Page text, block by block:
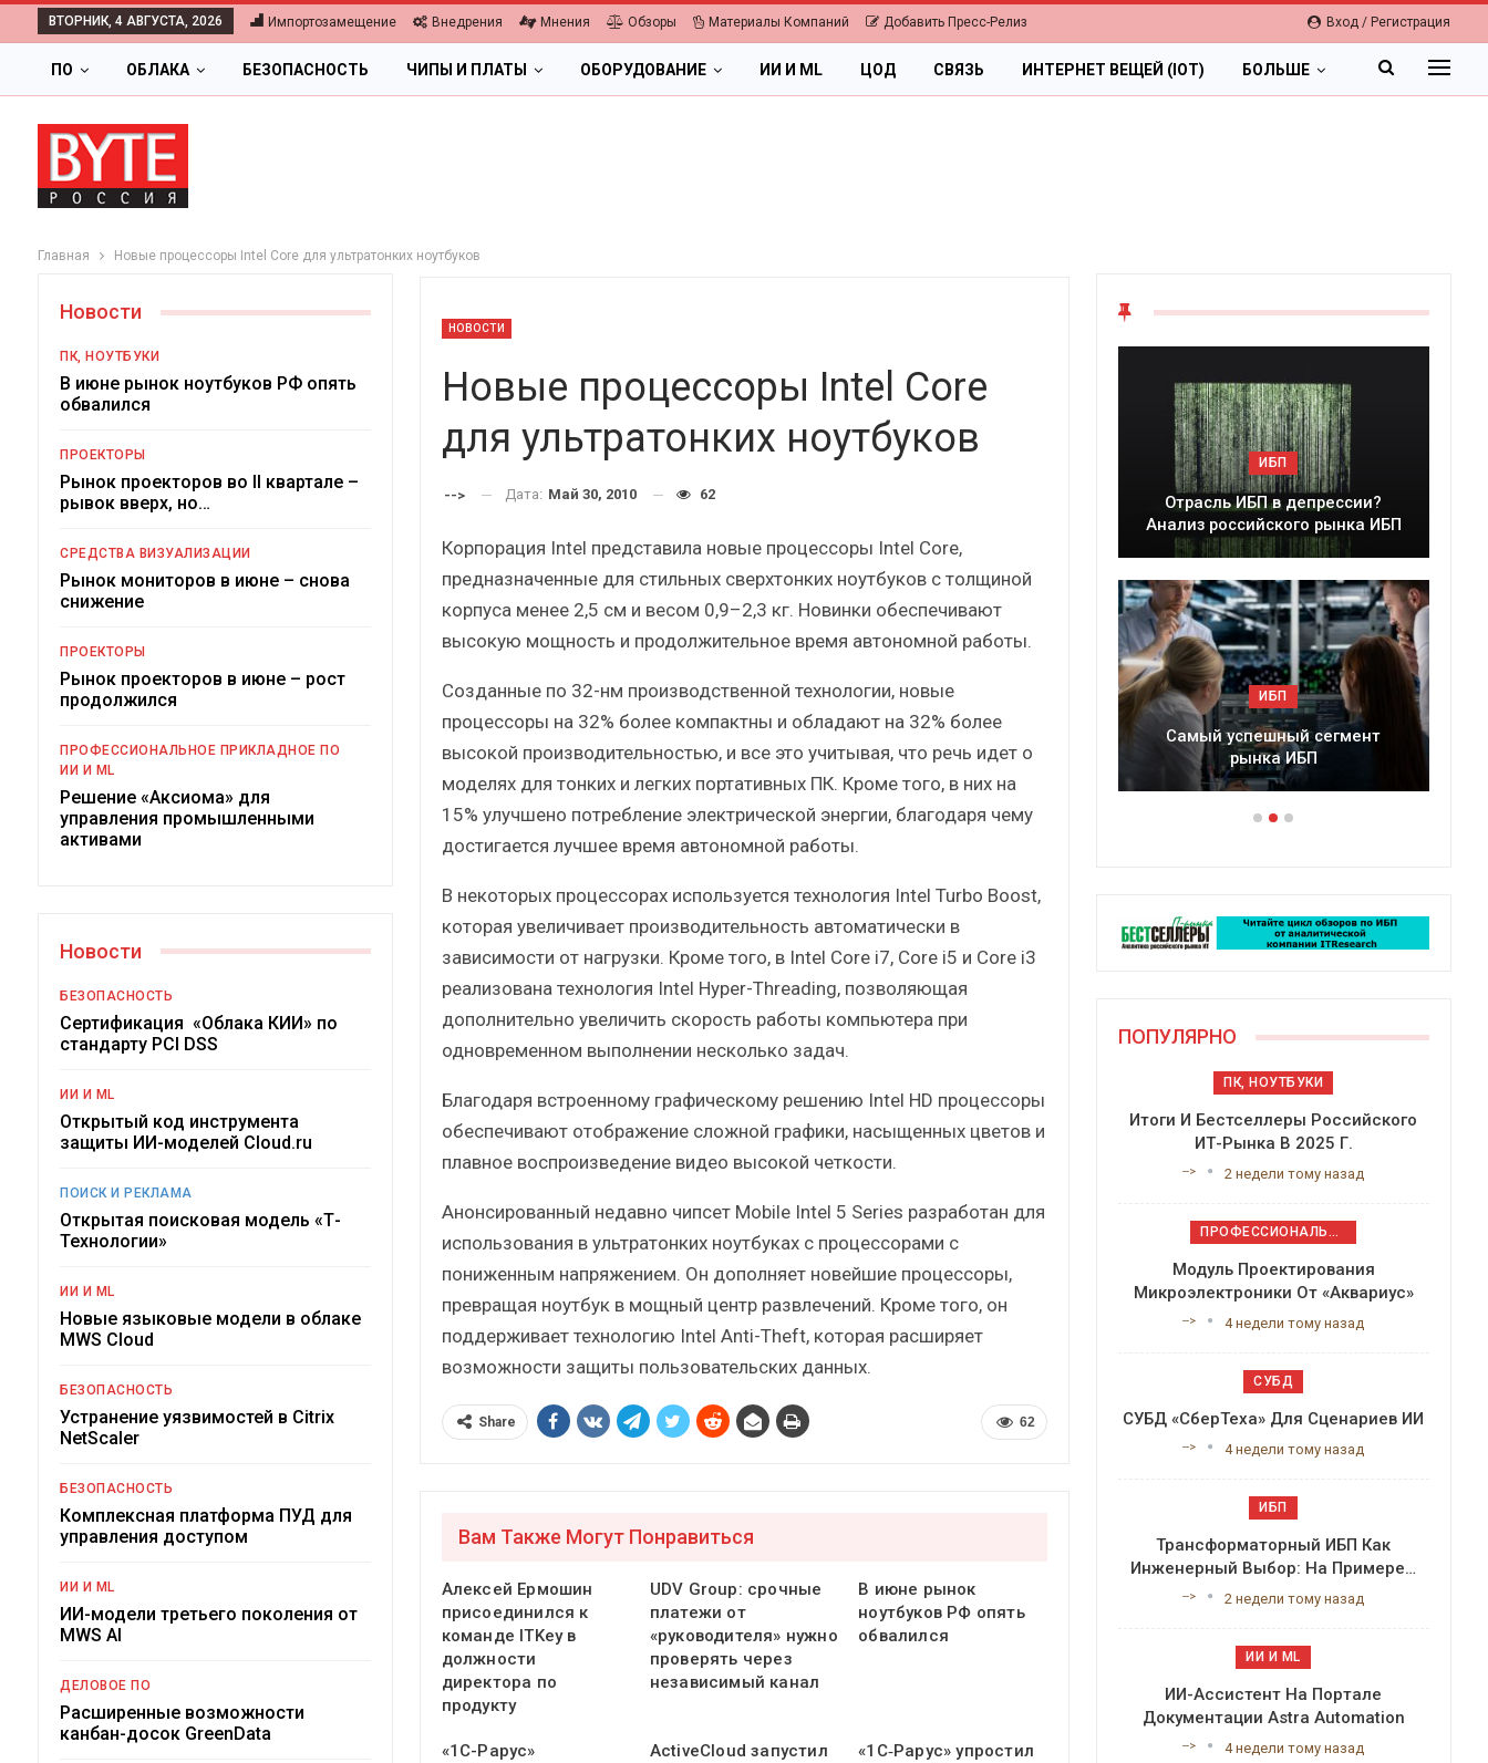
Вход / Регистрация
ВТОРНИК, 4 АВГУСТА, 2026 Импортозамещение Внедрения Мнения Обзоры Материалы Компаний Добавить Пресс-Релиз
ПО ОБЛАКА БЕЗОПАСНОСТЬ ЧИПЫ И ПЛАТЫ ОБОРУДОВАНИЕ ИИ И ML ЦОД СВЯЗЬ ИНТЕРНЕТ ВЕЩЕЙ (IOT) БОЛЬШЕ
Главная Новые процессоры Intel Core для ультратонких ноутбуков
НОВОСТИ
Новые процессоры Intel Core
для ультратонких ноутбуков
--> Дата: Май 30, 2010 62
Корпорация Intel представила новые процессоры Intel Core,
предназначенные для стильных сверхтонких ноутбуков с толщиной
корпуса менее 2,5 см и весом 0,9–2,3 кг. Новинки обеспечивают
высокую мощность и продолжительное время автономной работы.
Созданные по 32-нм производственной технологии, новые
процессоры на 32% более компактны и обладают на 32% более
высокой производительностью, и все это учитывая, что речь идет о
моделях для тонких и легких портативных ПК. Кроме того, в них на
15% улучшено потребление электрической энергии, благодаря чему
достигается лучшее время автономной работы.
В некоторых процессорах используется технология Intel Turbo Boost,
которая увеличивает производительность автоматически в
зависимости от нагрузки. Кроме того, в Intel Core i7, Core i5 и Core i3
реализована технология Intel Hyper-Threading, позволяющая
дополнительно увеличить скорость работы компьютера при
одновременном выполнении несколько задач.
Благодаря встроенному графическому решению Intel HD процессоры
обеспечивают отображение сложной графики, насыщенных цветов и
плавное воспроизведение видео высокой четкости.
Анонсированный недавно чипсет Mobile Intel 5 Series разработан для
использования в ультратонких ноутбуках с процессорами с
пониженным напряжением. Он дополняет новейшие процессоры,
превращая ноутбук в мощный центр развлечений. Кроме того, он
поддерживает технологию Intel Anti-Theft, которая расширяет
возможности защиты пользовательских данных.
62
Share
Вам Также Могут Понравиться
Алексей Ермошин
присоединился к
команде ITKey в
должности
директора по
продукту
UDV Group: срочные
платежи от
«руководителя» нужно
проверять через
независимый канал
В июне рынок
ноутбуков РФ опять
обвалился
«1С-Рарус»
ActiveCloud запустил
«1С‑Рарус» упростил
Новости
ПК, НОУТБУКИ
В июне рынок ноутбуков РФ опять
обвалился
ПРОЕКТОРЫ
Рынок проекторов во II квартале –
рывок вверх, но…
СРЕДСТВА ВИЗУАЛИЗАЦИИ
Рынок мониторов в июне – снова
снижение
ПРОЕКТОРЫ
Рынок проекторов в июне – рост
продолжился
ПРОФЕССИОНАЛЬНОЕ ПРИКЛАДНОЕ ПО
ИИ И ML
Решение «Аксиома» для
управления промышленными
активами
Новости
БЕЗОПАСНОСТЬ
Сертификация «Облака КИИ» по
стандарту PCI DSS
ИИ И ML
Открытый код инструмента
защиты ИИ-моделей Cloud.ru
ПОИСК И РЕКЛАМА
Открытая поисковая модель «Т-
Технологии»
ИИ И ML
Новые языковые модели в облаке
MWS Cloud
БЕЗОПАСНОСТЬ
Устранение уязвимостей в Citrix
NetScaler
БЕЗОПАСНОСТЬ
Комплексная платформа ПУД для
управления доступом
ИИ И ML
ИИ-модели третьего поколения от
MWS AI
ДЕЛОВОЕ ПО
Расширенные возможности
канбан-досок GreenData
Цифровая экономика 2026.
Краткий статистический
Подкосят ли глобальные угрозы
российский рынок ИБП?
Итоги и Бестселлеры
ИБП
Отрасль ИБП в депрессии?
Часть II.
Отрасль ИБП в депрессии?
Анализ российского рынка ИБП
Самый успешный сегмент
рынка ИБП
Цифровая экономика
Краткий
сборник от…
ИБП
Подкосят ли глобальные
российский рынок
ПОПУЛЯРНО
ПК, НОУТБУКИ
Итоги И Бестселлеры Российского
ИТ-Рынка В 2025 Г.
--> 2 недели тому назад
ПРОФЕССИОНАЛЬНОЕ ПРИКЛАДНОЕ ПО
Модуль Проектирования
Микроэлектроники От «Аквариус»
--> 4 недели тому назад
СУБД
СУБД «СберТеха» Для Сценариев ИИ
--> 4 недели тому назад
ИБП
Трансформаторный ИБП Как
Инженерный Выбор: На Примере…
--> 2 недели тому назад
ИИ И ML
ИИ-Ассистент На Портале
Документации Astra Automation
--> 4 недели тому назад